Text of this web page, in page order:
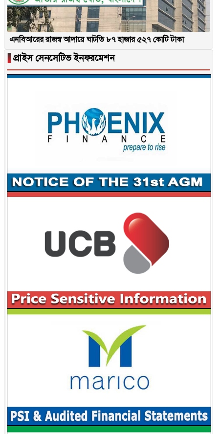
এনবিআরের রাজস্ব আদায়ে ঘাটতি ৮৭ হাজার ৫২৭ কোটি টাকা
▐ প্রাইস সেনসেটিভ ইনফরমেশন